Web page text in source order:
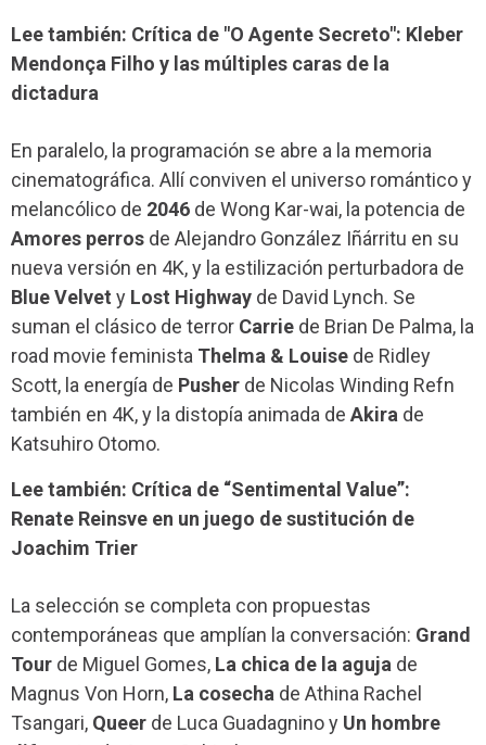
Lee también: Crítica de "O Agente Secreto": Kleber
Mendonça Filho y las múltiples caras de la
dictadura
En paralelo, la programación se abre a la memoria
cinematográfica. Allí conviven el universo romántico y
melancólico de 2046 de Wong Kar-wai, la potencia de
Amores perros de Alejandro González Iñárritu en su
nueva versión en 4K, y la estilización perturbadora de
Blue Velvet y Lost Highway de David Lynch. Se
suman el clásico de terror Carrie de Brian De Palma, la
road movie feminista Thelma & Louise de Ridley
Scott, la energía de Pusher de Nicolas Winding Refn
también en 4K, y la distopía animada de Akira de
Katsuhiro Otomo.
Lee también: Crítica de “Sentimental Value”:
Renate Reinsve en un juego de sustitución de
Joachim Trier
La selección se completa con propuestas
contemporáneas que amplían la conversación: Grand
Tour de Miguel Gomes, La chica de la aguja de
Magnus Von Horn, La cosecha de Athina Rachel
Tsangari, Queer de Luca Guadagnino y Un hombre